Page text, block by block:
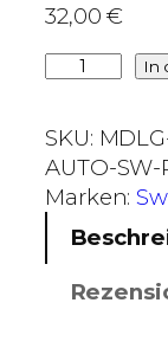
32,00€
r
p
l
e
In
SKU:
AUTO-SW-
Marken: